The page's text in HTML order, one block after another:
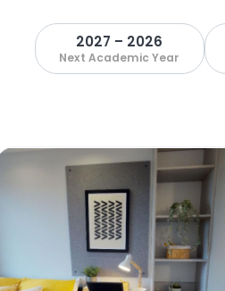
2026 – 2027
Next Academic Year